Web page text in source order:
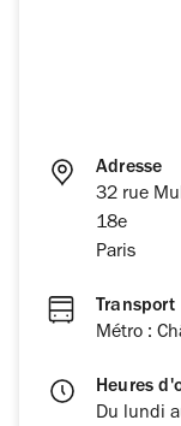
Adresse
32 rue
18e
Paris
Transport
Métro :
Heures
Du lundi